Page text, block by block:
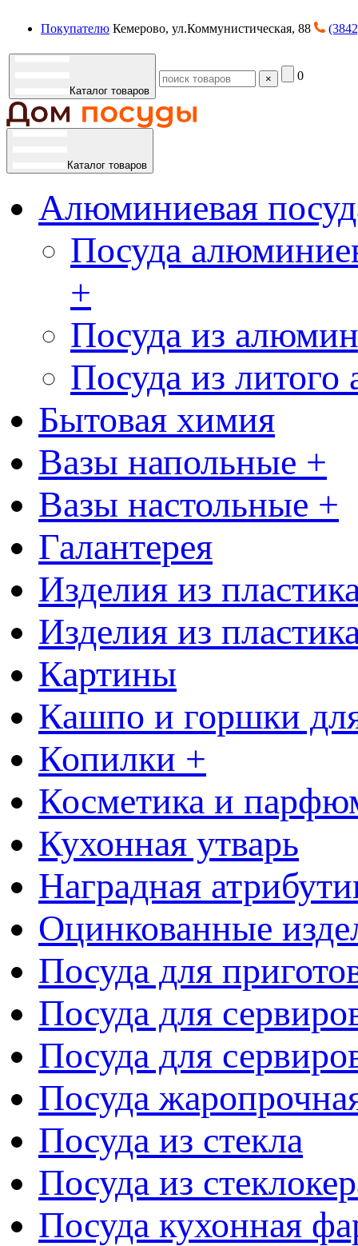
Покупателю Кемерово, ул.Коммунистическая, 88
Каталог товаров
× 0
Каталог товаров
Алюминиевая
Посуда
+
Посуда из
Посуда из
Бытовая химия
Вазы напольные +
Вазы настольные +
Галантерея
Изделия из
Изделия из
Картины
Кашпо и горшки
Копилки +
Косметика и
Кухонная утварь
Наградная
Оцинкованные
Посуда для
Посуда для
Посуда для
Посуда
Посуда из стекла
Посуда из
Посуда кухонная